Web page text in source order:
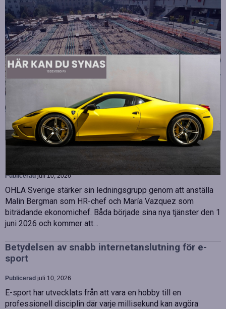
Strategiska tillskott till OHLA Sveriges ledning
Publiceradjuli 10, 2026
OHLA Sverige stärker sin ledningsgrupp genom att anställa
Malin Bergman som HR-chef och María Vazquez som
biträdande ekonomichef. Båda började sina nya tjänster den 1
juni 2026 och kommer att…
Betydelsen av snabb internetanslutning för e-
sport
Publicerad juli 10, 2026
E-sport har utvecklats från att vara en hobby till en
professionell disciplin där varje millisekund kan avgöra